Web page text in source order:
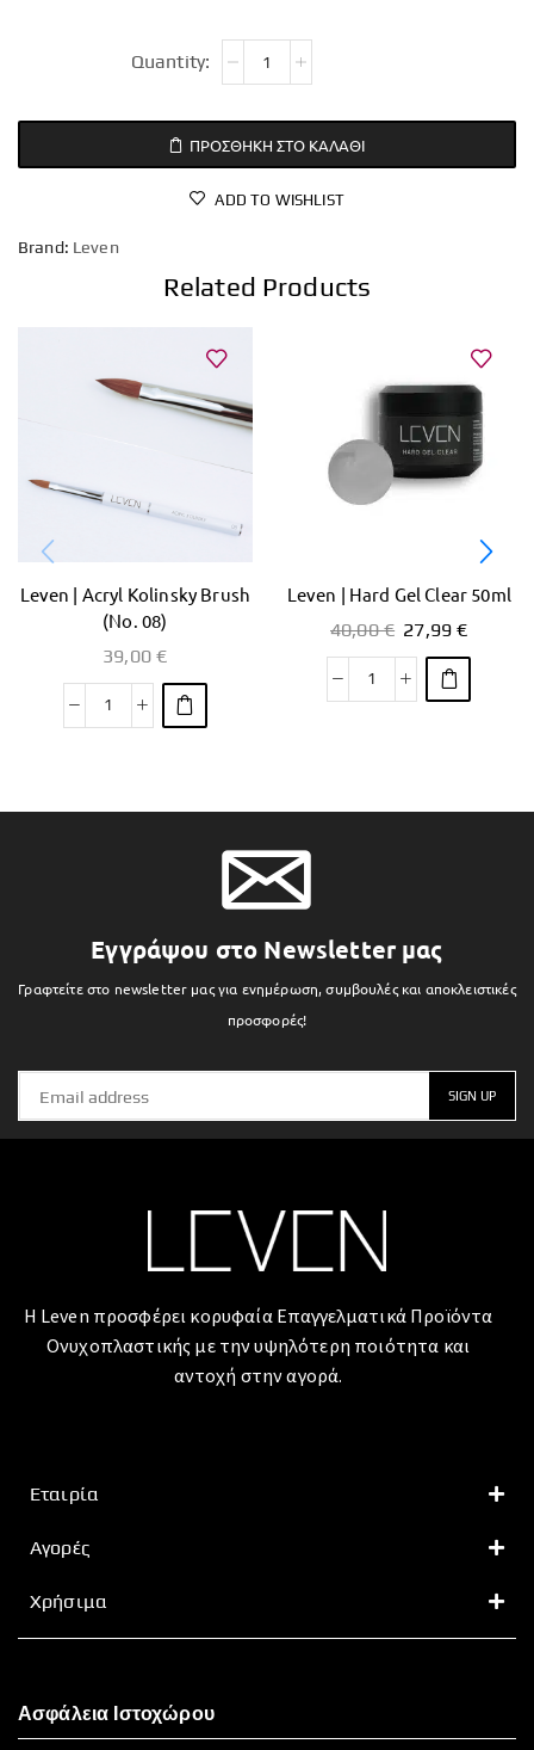
ΠΡΟΣΘΉΚΗ ΣΤΟ ΚΑΛΆΘΙ
ADD TO WISHLIST
Brand: Leven
Related Products
Leven | Acryl Kolinsky Brush
(Νο. 08)
39,00€
Leven | Hard Gel Clear 50ml
40,00€ 27,99€
Εγγράψου στο Newsletter μας
Γραφτείτε στο newsletter μας για ενημέρωση, συμβουλές και αποκλειστικές
προσφορές!
Η Leven προσφέρει κορυφαία Επαγγελματικά Προϊόντα
Ονυχοπλαστικής με την υψηλότερη ποιότητα και
αντοχή στην αγορά.
Εταιρία
Αγορές
Χρήσιμα
Ασφάλεια Ιστοχώρου